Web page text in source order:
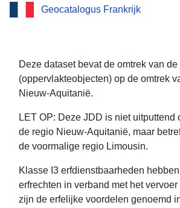
Gastransmissie-
gekoppeld aan
Perimeters
Geocatalogus Frankrijk
Deze dataset bevat de omtrek van
(oppervlakteobjecten) op de omtrek
Nieuw-Aquitanië.
LET OP: Deze JDD is niet uitputtend
de regio Nieuw-Aquitanië, maar
de voormalige regio Limousin.
Klasse I3 erfdienstbaarheden
erfrechten in verband met het
zijn de erfelijke voordelen genoemd